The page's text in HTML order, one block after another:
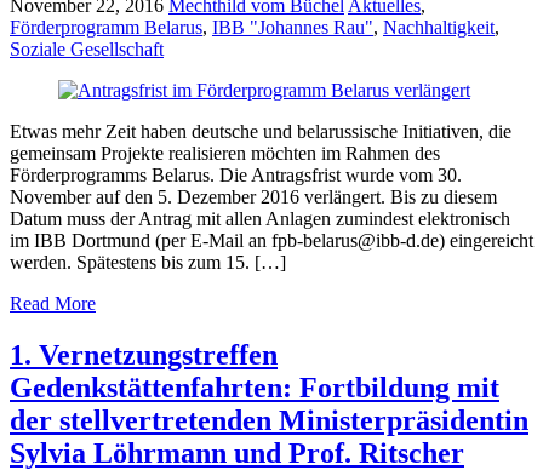
November 22, 2016 Mechthild vom Büchel Aktuelles,
Förderprogramm Belarus, IBB "Johannes Rau", Nachhaltigkeit,
Soziale Gesellschaft
Etwas mehr Zeit haben deutsche und belarussische Initiativen, die
gemeinsam Projekte realisieren möchten im Rahmen des
Förderprogramms Belarus. Die Antragsfrist wurde vom 30.
November auf den 5. Dezember 2016 verlängert. Bis zu diesem
Datum muss der Antrag mit allen Anlagen zumindest elektronisch
im IBB Dortmund (per E-Mail an fpb-belarus@ibb-d.de) eingereicht
werden. Spätestens bis zum 15. […]
Read More
1. Vernetzungstreffen
Gedenkstättenfahrten: Fortbildung mit
der stellvertretenden Ministerpräsidentin
Sylvia Löhrmann und Prof. Ritscher